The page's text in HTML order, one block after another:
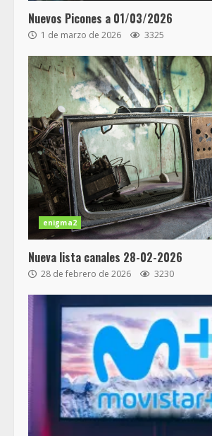
Nuevos Picones a 01/03/2026
1 de marzo de 2026 3325
enigma2
Nueva lista canales 28-02-2026
28 de febrero de 2026 3230